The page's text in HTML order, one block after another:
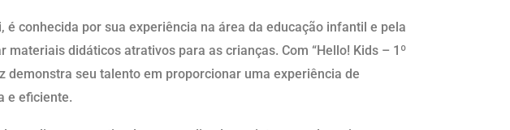
é conhecida por sua experiência na área da educação infantil e pela
materiais didáticos atrativos para as crianças. Com “Hello! Kids – 1º
demonstra seu talento em proporcionar uma experiência de
e eficiente.